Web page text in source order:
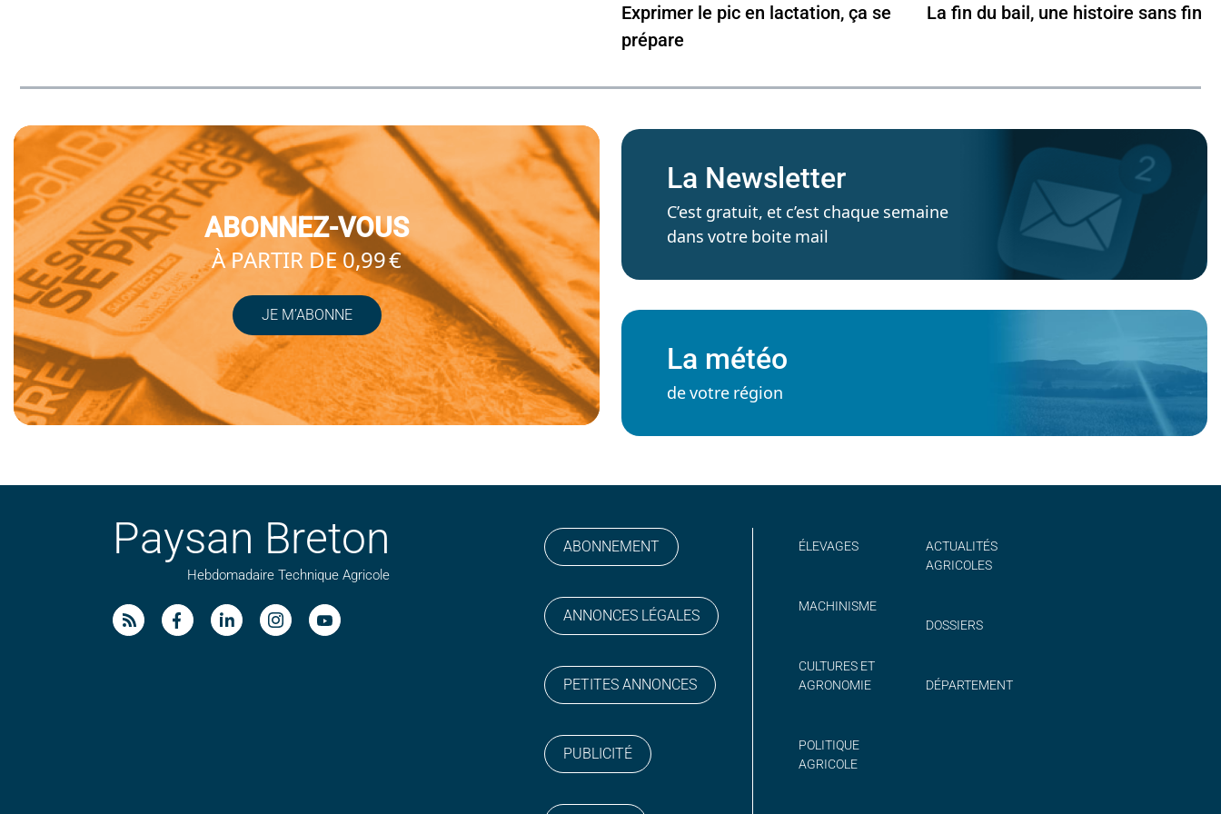
Exprimer le pic en lactation, ça se
prépare
La fin du bail, une histoire sans fin
ABONNEZ-VOUS
À PARTIR DE 0,99 €
JE M’ABONNE
La Newsletter
C’est gratuit, et c’est chaque semaine
dans votre boite mail
La météo
de votre région
Paysan Breton
Hebdomadaire Technique Agricole
ABONNEMENT
ANNONCES LÉGALES
PETITES ANNONCES
PUBLICITÉ
ÉLEVAGES
MACHINISME
CULTURES ET
AGRONOMIE
POLITIQUE
AGRICOLE
ACTUALITÉS
AGRICOLES
DOSSIERS
DÉPARTEMENT